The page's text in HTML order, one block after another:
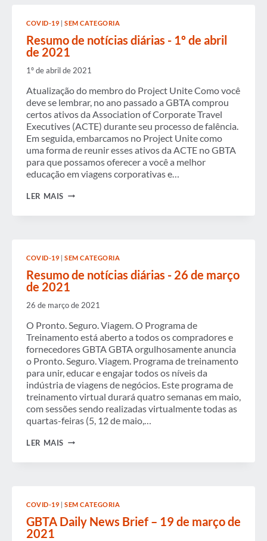
ABRIL
2021
COVID-19 |SEM CATEGORIA
Resumo de notícias diárias - 1º de abril
de 2021
1º de abril de 2021
Atualização do membro do Project Unite Como você
deve se lembrar, no ano passado a GBTA comprou
certos ativos da Association of Corporate Travel
Executives (ACTE) durante seu processo de falência.
Em seguida, embarcamos no Project Unite como
uma forma de reunir esses ativos da ACTE no GBTA
para que possamos oferecer a você a melhor
educação em viagens corporativas e…
LER MAIS RESUMO
ABRIL
2021
COVID-19 |SEM CATEGORIA
Resumo de notícias diárias - 26 de março
de 2021
26 de março de 2021
O Pronto. Seguro. Viagem. O Programa de
Treinamento está aberto a todos os compradores e
fornecedores GBTA GBTA orgulhosamente anuncia
o Pronto. Seguro. Viagem. Programa de treinamento
para unir, educar e engajar todos os níveis da
indústria de viagens de negócios. Este programa de
treinamento virtual durará quatro semanas em maio,
com sessões sendo realizadas virtualmente todas as
quartas-feiras (5, 12 de maio,…
LER MAIS RESUMO
MARÇO
DE
2021
COVID-19 |SEM CATEGORIA
GBTA Daily News Brief – 19 de março de
2021